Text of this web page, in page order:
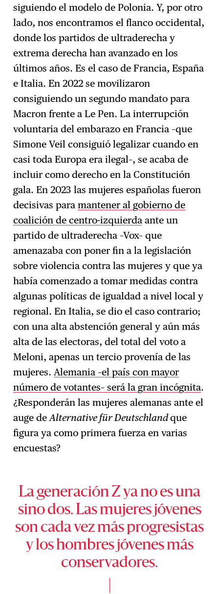
siguiendo el modelo de Polonia. Y, por otro
lado, nos encontramos el flanco occidental,
donde los partidos de ultraderecha y
extrema derecha han avanzado en los
últimos años. Es el caso de Francia, España
e Italia. En 2022 se movilizaron
consiguiendo un segundo mandato para
Macron frente a Le Pen. La interrupción
voluntaria del embarazo en Francia –que
Simone Veil consiguió legalizar cuando en
casi toda Europa era ilegal–, se acaba de
incluir como derecho en la Constitución
gala. En 2023 las mujeres españolas fueron
decisivas paramantener al gobierno de
coalición de centro-izquierda ante un
partido de ultraderecha –Vox– que
amenazaba con poner fin a la legislación
sobre violencia contra las mujeres y que ya
había comenzado a tomar medidas contra
algunas políticas de igualdad a nivel local y
regional. En Italia, se dio el caso contrario;
con una alta abstención general y aún más
alta de las electoras, del total del voto a
Meloni, apenas un tercio provenía de las
mujeres.Alemania –el país con mayor
número de votantes– será la gran incógnita.
¿Responderán las mujeres alemanas ante el
auge deAlternative für Deutschlandque
figura ya como primera fuerza en varias
encuestas?
La generación Z ya no es una
sino dos. Las mujeres jóvenes
son cada vez más progresistas
y los hombres jóvenes más
conservadores.